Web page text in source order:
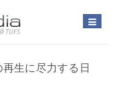
Toggle
生に尽力する日